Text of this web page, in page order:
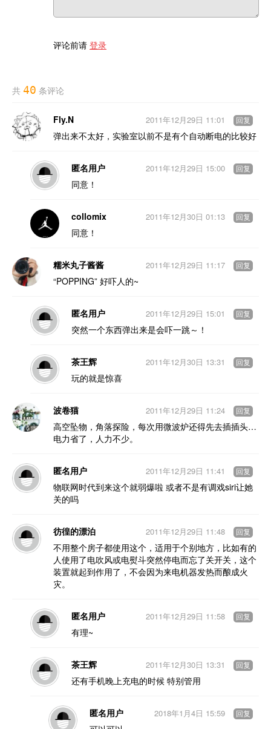
评论前请 登录
共 40 条评论
Fly.N
弹出来不太好，实验室以前不是有个自动断电的比较好
2011年12月29日 11:01 回复
匿名用户
同意！
2011年12月29日 15:00 回复
collomix
同意！
2011年12月30日 01:13 回复
糯米丸子酱酱
“POPPING” 好吓人的~
2011年12月29日 11:17 回复
匿名用户
突然一个东西弹出来是会吓一跳～！
2011年12月29日 15:01 回复
茶王辉
玩的就是惊喜
2011年12月30日 13:31 回复
波卷猫
高空坠物，角落探险，每次用微波炉还得先去插插头…
电力省了，人力不少。
2011年12月29日 11:24 回复
匿名用户
物联网时代到来这个就弱爆啦 或者不是有调戏siri让她
关的吗
2011年12月29日 11:41 回复
彷徨的漂泊
不用整个房子都使用这个，适用于个别地方，比如有的
人使用了电吹风或电熨斗突然停电而忘了关开关，这个
装置就起到作用了，不会因为来电机器发热而酿成火
灾。
2011年12月29日 11:48 回复
匿名用户
有理~
2011年12月29日 11:58 回复
茶王辉
还有手机晚上充电的时候 特别管用
2011年12月30日 13:31 回复
匿名用户
2018年1月4日 15:59 回复